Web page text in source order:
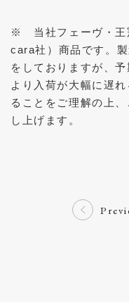
※ 当社フェーヴ・王
cara社）商品です。
をしておりますが、
より入荷が大幅に遅
ることをご理解の上
し上げます。